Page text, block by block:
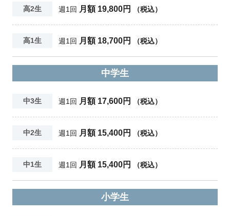
高2生 週1回 月額 19,800円 （税込）
高1生 週1回 月額 18,700円 （税込）
中学生
中3生 週1回 月額 17,600円 （税込）
中2生 週1回 月額 15,400円 （税込）
中1生 週1回 月額 15,400円 （税込）
小学生